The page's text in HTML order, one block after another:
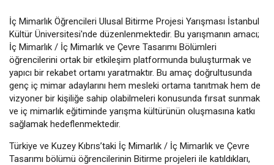
İç Mimarlık Öğrencileri Ulusal Bitirme Projesi Yarışması İstanbul
Kültür Üniversitesi'nde düzenlenmektedir. Bu yarışmanın amacı;
İç Mimarlık / İç Mimarlık ve Çevre Tasarımı Bölümleri
öğrencilerini ortak bir etkileşim platformunda buluşturmak ve
yapıcı bir rekabet ortamı yaratmaktır. Bu amaç doğrultusunda
genç iç mimar adaylarını hem mesleki ortama tanıtmak hem de
vizyoner bir kişiliğe sahip olabilmeleri konusunda fırsat sunmak
ve iç mimarlık eğitiminde yarışma kültürünün oluşmasına katkı
sağlamak hedeflenmektedir.
Türkiye ve Kuzey Kıbrıs’taki İç Mimarlık / İç Mimarlık ve Çevre
Tasarımı bölümü öğrencilerinin Bitirme projeleri ile katıldıkları,